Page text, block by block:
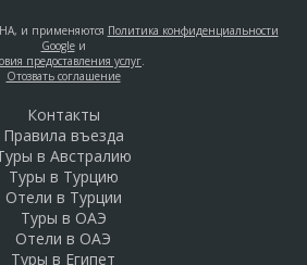
и применяются Политика конфиденциальности
Googleи
предоставления услуг.
Отозвать соглашение
Контакты
Правила въезда
в Австралию
Туры в Турцию
Отели в Турции
Туры в ОАЭ
Отели в ОАЭ
Туры в Египет